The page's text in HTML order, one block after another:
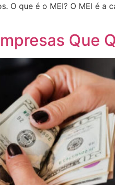
O que é o MEI? O MEI é a
Que